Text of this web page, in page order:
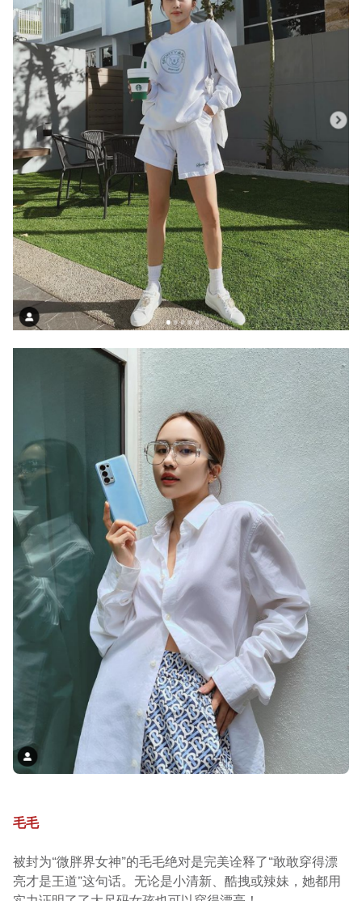
毛毛
被封为“微胖界女神”的毛毛绝对是完美诠释了“敢敢穿得漂
亮才是王道”这句话。无论是小清新、酷拽或辣妹，她都用